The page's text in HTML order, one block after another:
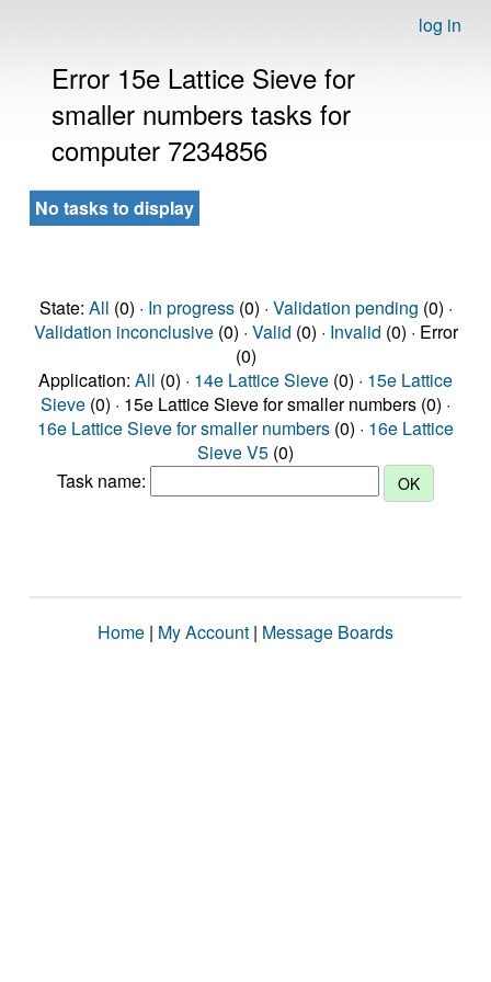
log in
Error 15e Lattice Sieve for
smaller numbers tasks for
computer 7234856
No tasks to display
State: All (0) · In progress(0) · Validation pending (0) ·
Validation inconclusive(0) · Valid (0) · Invalid (0) · Error
(0)
Application: All (0) · 14e Lattice Sieve (0) · 15e Lattice
Sieve (0) · 15e Lattice Sieve for smaller numbers (0) ·
16e Lattice Sieve for smaller numbers (0) · 16e Lattice
Sieve V5 (0)
Task name:
Home | My Account | Message Boards